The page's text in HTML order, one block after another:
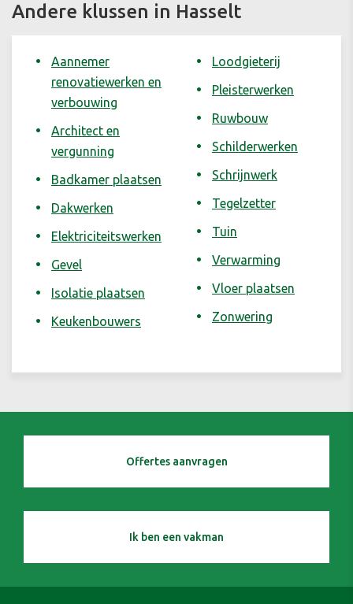
Andere klussen in Hasselt
Aannemer
renovatiewerken en
verbouwing
Architect en
vergunning
Badkamer plaatsen
Dakwerken
Elektriciteitswerken
Gevel
Isolatie plaatsen
Keukenbouwers
Loodgieterij
Pleisterwerken
Ruwbouw
Schilderwerken
Schrijnwerk
Tegelzetter
Tuin
Verwarming
Vloer plaatsen
Zonwering
Offertes aanvragen
Ik ben een vakman